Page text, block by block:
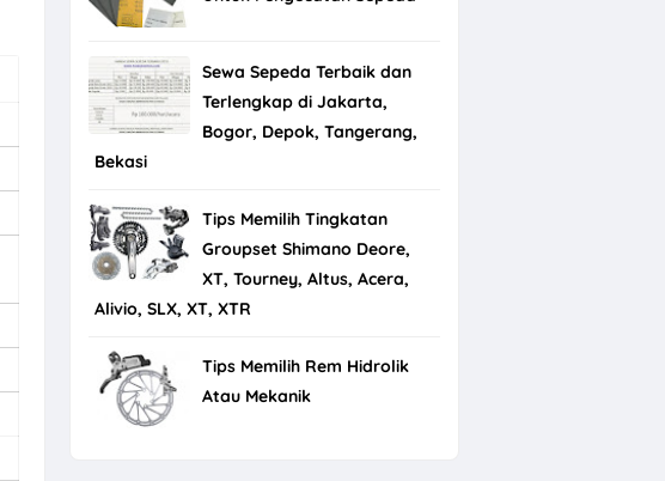
Sewa Sepeda Terbaik dan
Terlengkap di Jakarta,
Bogor, Depok, Tangerang,
Bekasi
Tips Memilih Tingkatan
Groupset Shimano Deore,
XT, Tourney, Altus, Acera,
Alivio, SLX, XT, XTR
Tips Memilih Rem Hidrolik
Atau Mekanik